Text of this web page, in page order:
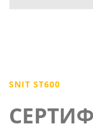
SNIT ST600